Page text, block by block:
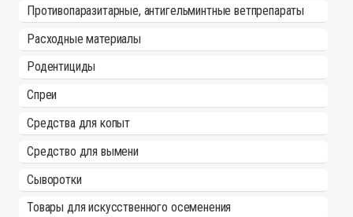
Противопаразитарные, антигельминтные ветпрепараты
Расходные материалы
Родентициды
Спреи
Средства для копыт
Средство для вымени
Сыворотки
Товары для искусственного осеменения